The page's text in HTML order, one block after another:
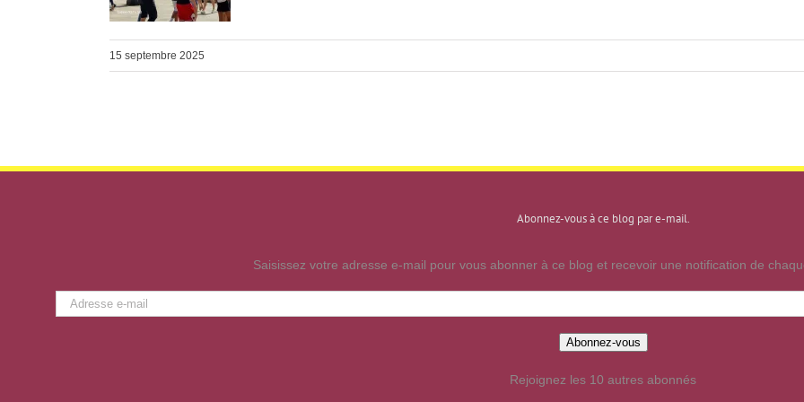
15 septembre 2025
Abonnez-vous à ce blog par e-mail.
Saisissez votre adresse e-mail pour vous abonner à ce blog et recevoir une notification de
Adresse
Abonnez-vous
Rejoignez les 10 autres abonnés